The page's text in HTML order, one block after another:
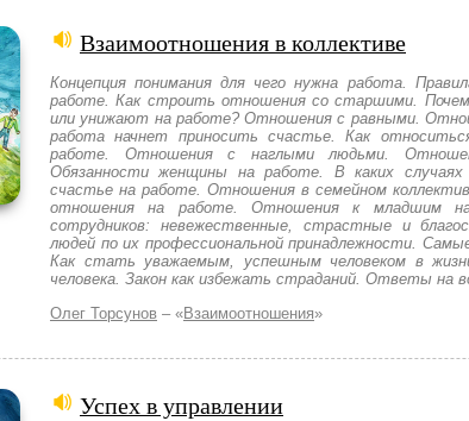
Взаимоотношения в коллективе
Концепция понимания для чего нужна работа.
работе. Как строить отношения со старшими.
или унижают на работе? Отношения с равными.
работа начнет приносить счастье. Как
работе. Отношения с наглыми людьми.
Обязанности женщины на работе. В каких
счастье на работе. Отношения в семейном
отношения на работе. Отношения к младшим
сотрудников: невежественные, страстные и
людей по их профессиональной принадлежности.
Как стать уважаемым, успешным человеком в
человека. Закон как избежать страданий. Ответы на
Олег Торсунов – «Взаимоотношения»
Успех в управлении